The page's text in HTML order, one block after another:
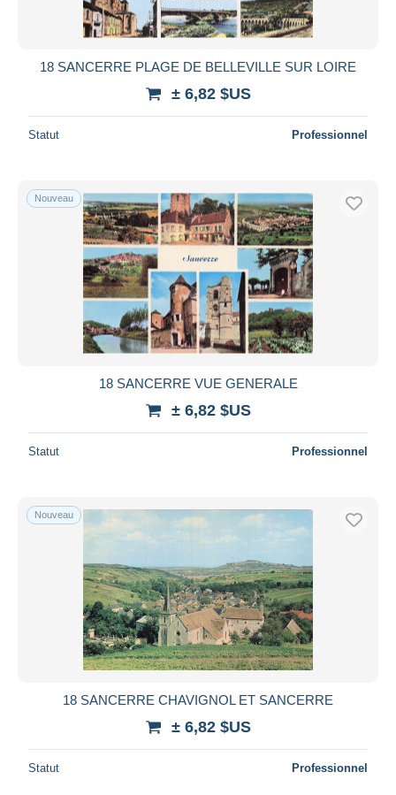
18 SANCERRE PLAGE DE BELLEVILLE SUR LOIRE
± 6,82 $US
Statut Professionnel
Nouveau
18 SANCERRE VUE GENERALE
± 6,82 $US
Statut Professionnel
Nouveau
18 SANCERRE CHAVIGNOL ET SANCERRE
± 6,82 $US
Statut Professionnel